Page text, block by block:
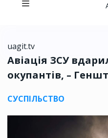
uagit.tv
Авіація ЗСУ
окупантів, –
СУСПІЛЬСТВО